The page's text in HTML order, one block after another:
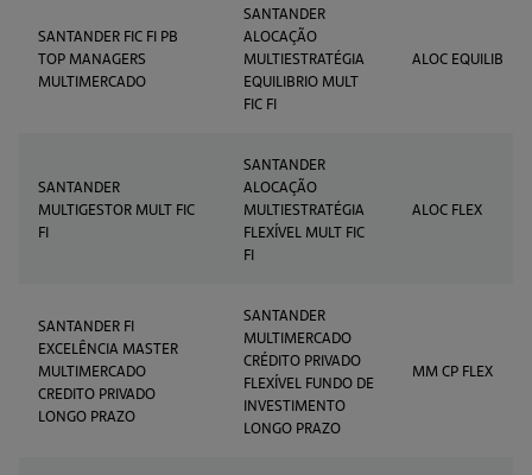
SANTANDER FIC FI PB
TOP MANAGERS
MULTIMERCADO
SANTANDER
ALOCAÇÃO
MULTIESTRATÉGIA
EQUILIBRIO MULT
FIC FI
ALOC EQUILIB
SANTANDER
MULTIGESTOR MULT FIC
FI
SANTANDER
ALOCAÇÃO
MULTIESTRATÉGIA
FLEXÍVEL MULT FIC
FI
ALOC FLEX
SANTANDER FI
EXCELÊNCIA MASTER
MULTIMERCADO
CREDITO PRIVADO
LONGO PRAZO
SANTANDER
MULTIMERCADO
CRÉDITO PRIVADO
FLEXÍVEL FUNDO DE
INVESTIMENTO
LONGO PRAZO
MM CP FLEX